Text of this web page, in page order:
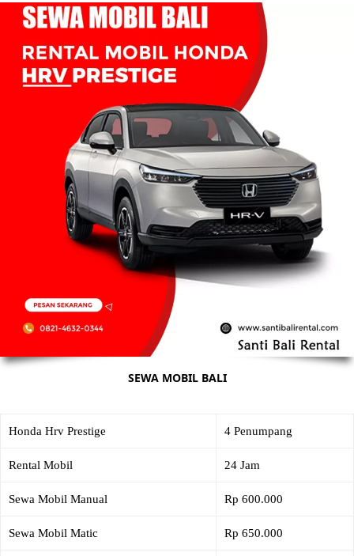
SEWA MOBIL BALI
Honda Hrv Prestige 4 Penumpang
Rental Mobil 24 Jam
Sewa Mobil Manual Rp 600.000
Sewa Mobil Matic Rp 650.000